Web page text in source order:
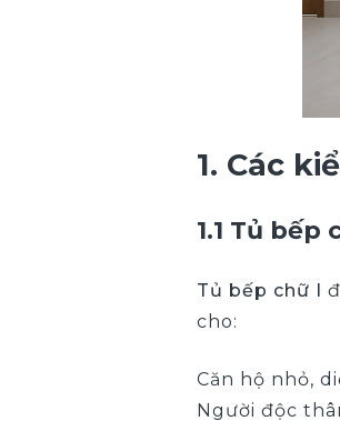
1. Các
1.1 Tủ bếp
Tủ bếp chữ I
cho:
Căn hộ nhỏ,
Người độc